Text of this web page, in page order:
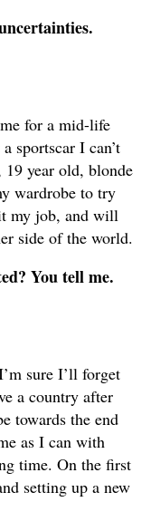
for a mid-life
sportscar I can’t
19 year old, blonde
wardrobe to try
my job, and will
side of the world.
You tell me.
sure I’ll forget
a country after
towards the end
as I can with
time. On the first
setting up a new